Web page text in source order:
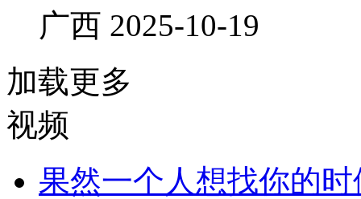
广西 2025-10-19
加载更多
视频
果然一个人想找你的